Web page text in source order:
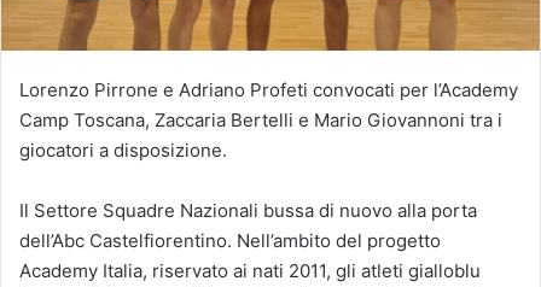
Lorenzo Pirrone e Adriano Profeti convocati per l’Academy
Camp Toscana, Zaccaria Bertelli e Mario Giovannoni tra i
giocatori a disposizione.
Il Settore Squadre Nazionali bussa di nuovo alla porta
dell’Abc Castelfiorentino. Nell’ambito del progetto
Academy Italia, riservato ai nati 2011, gli atleti gialloblu